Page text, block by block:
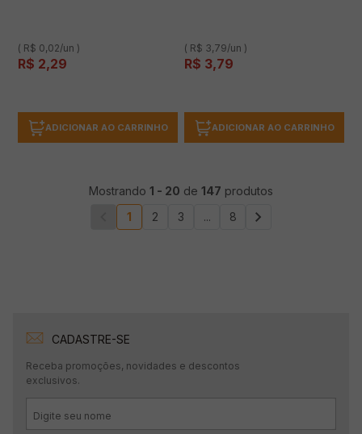
( R$ 0,02/un )
R$ 2,29
ADICIONAR AO CARRINHO
( R$ 3,79/un )
R$ 3,79
ADICIONAR AO CARRINHO
Mostrando 1 - 20 de 147 produtos
1
2 3 ... 8
CADASTRE-SE
Receba promoções, novidades e descontos
exclusivos.